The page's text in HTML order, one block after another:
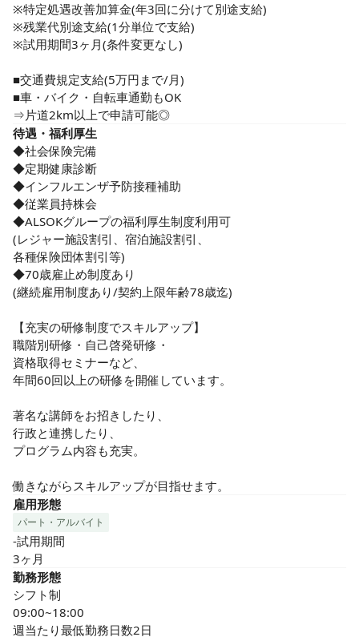
利用者様の日々の様子への気配り、
目配りを大事に取り組んでいます。
当ホームは24時間看護体制ではありません。
日勤帯のみ勤務のため、夜勤はなし。
仕事とプライベートの両立といった
「ワークライフバランス」が取れる職場です。
今後需要が高まる介護業界で、
私たちが最大限できることをする。
その一員となるあなたの挑戦を応援します。
★ICT化による業務効率化
■デジタル記録システム活用で業務負荷削減◎
■インカム・スマホ導入で迅速な情報共有も◎
ICT化を推進し、入居者様お一人おひとりに
寄り添う時間を増やすことで、より質の高い
ケアやサービスを提供しています。
※特定処遇改善加算金(年3回に分けて別途支給)
※残業代別途支給(1分単位で支給)
※試用期間3ヶ月(条件変更なし)
■交通費規定支給(5万円まで/月)
■車・バイク・自転車通勤もOK
⇒片道2km以上で申請可能◎
待遇・福利厚生
◆社会保険完備
◆定期健康診断
◆インフルエンザ予防接種補助
◆従業員持株会
◆ALSOKグループの福利厚生制度利用可
(レジャー施設割引、宿泊施設割引、
各種保険団体割引等)
◆70歳雇止め制度あり
(継続雇用制度あり/契約上限年齢78歳迄)
【充実の研修制度でスキルアップ】
職階別研修・自己啓発研修・
資格取得セミナーなど、
年間60回以上の研修を開催しています。
著名な講師をお招きしたり、
行政と連携したり、
プログラム内容も充実。
働きながらスキルアップが目指せます。
雇用形態
パート・アルバイト
-試用期間
3ヶ月
勤務形態
シフト制
09:00~18:00
週当たり最低勤務日数2日